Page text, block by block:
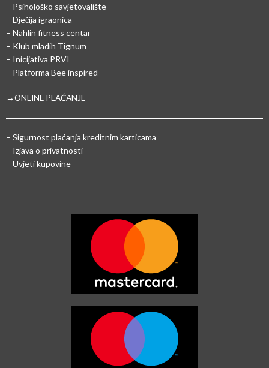
– Psihološko savjetovalište
– Dječija igraonica
– Nahlin fitness centar
– Klub mladih Tignum
– Inicijativa PRVI
– Platforma Bee inspired
→ONLINE PLAĆANJE
– Sigurnost plaćanja kreditnim karticama
– Izjava o privatnosti
– Uvjeti kupovine